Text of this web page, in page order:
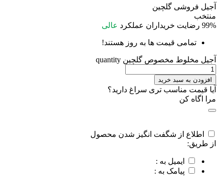
آجیل فروشی گلچین
منتخب
99% رضایت خریداران عملکرد عالی
تمامی قیمت ها به روز هستند!
آجیل مخلوط مخصوص گلچین quantity
افزودن به سبد خرید
آیا قیمت مناسب تری سراغ دارید؟
مرا اگاه کن
اطلاع از شگفت انگیز شدن محصول
از طریق:
ایمیل به :
پیامک به :